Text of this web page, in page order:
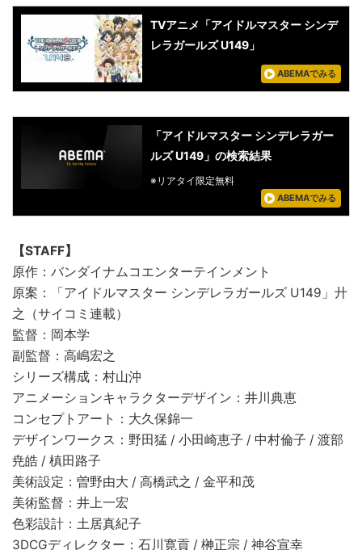
TVアニメ「アイドルマスター シンデ
レラガールズ U149」
ABEMAでみる
「アイドルマスター シンデレラガー
ルズ U149」の検索結果
※リアタイ限定無料
ABEMAでみる
【STAFF】
原作：バンダイナムコエンターテインメント
原案：「アイドルマスター シンデレラガールズ U149」廾
之（サイコミ連載）
監督：岡本学
副監督：高嶋宏之
シリーズ構成：村山沖
アニメーションキャラクターデザイン：井川典恵
コンセプトアート：大久保錦一
デザインワークス：野田猛 / 小田崎恵子 / 中村倫子 / 渡部
尭皓 / 槙田路子
美術設定：曽野由大 / 高橋武之 / 金平和茂
美術監督：井上一宏
色彩設計：土居真紀子
3DCGディレクター：石川寛貢 / 榊正宗 / 神谷宣幸